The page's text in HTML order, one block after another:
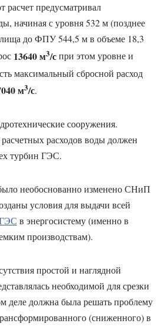
предусматривал
начиная с уровня 532 м (позднее
до ФПУ 544,5 м в объеме 18,3
13640 м3/спри этом уровне и
максимальный сбросной расход
м3/с.
сооружения.
расходов воды должен
турбин ГЭС.
необоснованно изменено СНиП
условия для выдачи всей
в энергосистему (именно в
производствам).
простой и наглядной
необходимой для срезки
деле должна была решать проблему
(сниженного) в